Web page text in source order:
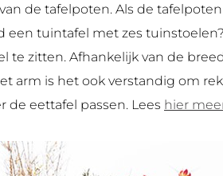
de tafelpoten. Als de
tuintafel met zes
zitten. Afhankelijk van de
arm is het ook verstandig om
de eettafel passen. Lees hier